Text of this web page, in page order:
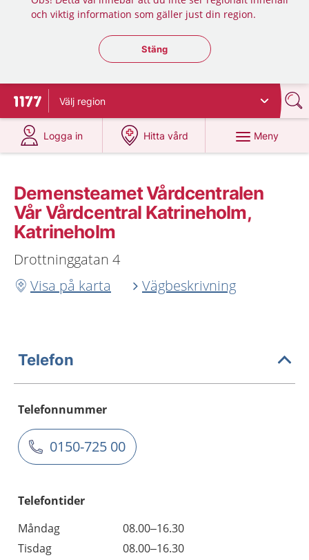
och viktig information som gäller just din region.
Stäng regionsväljaren
Stäng
Till startsidan för 1177
Välj region
Logga in
på 1177.se
Hitta vård
på 1177.se
Meny
Demensteamet Vårdcentralen
Vår Vårdcentral Katrineholm,
Katrineholm
Drottninggatan 4
Visa på karta
Vägbeskrivning
Telefon
Telefonnummer
0150-725 00
Telefontider
Måndag
08.00–16.30
Tisdag
08.00–16.30